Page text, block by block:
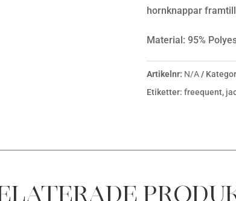
MÄNGD
hornknappar
Material: 95%
Artikelnr: N/A
Etiketter:freequent,